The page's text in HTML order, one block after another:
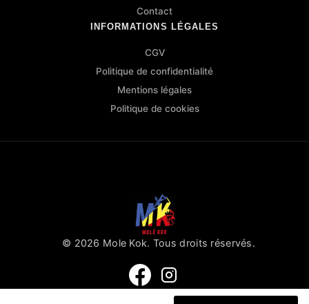
Contact
INFORMATIONS LÉGALES
CGV
Politique de confidentialité
Mentions légales
Politique de cookies
© 2026 Mole Kok. Tous droits réservés.